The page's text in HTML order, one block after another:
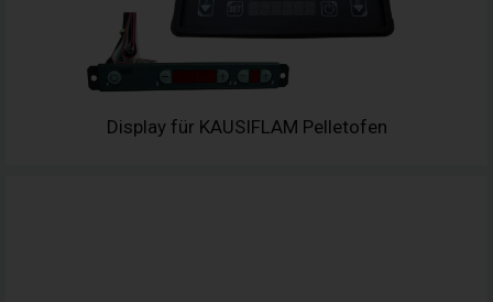
Display für KAUSIFLAM Pelletofen